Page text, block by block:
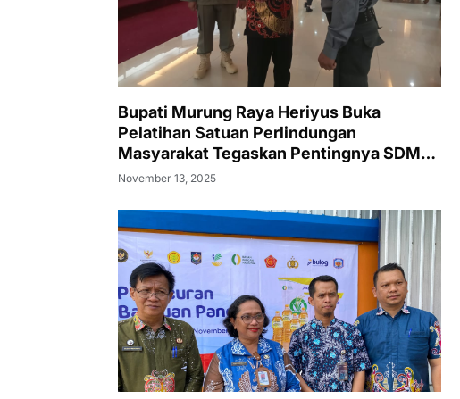
Bupati Murung Raya Heriyus Buka
Pelatihan Satuan Perlindungan
Masyarakat Tegaskan Pentingnya SDM
Tangguh dan Profesional Hadapi
November 13, 2025